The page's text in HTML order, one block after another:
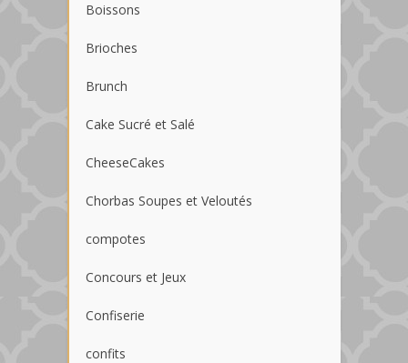
Boissons
Brioches
Brunch
Cake Sucré et Salé
CheeseCakes
Chorbas Soupes et Veloutés
compotes
Concours et Jeux
Confiserie
confits